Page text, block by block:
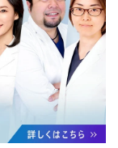
厳正な管理の下
アクセス・紛
るため、必要か
御措置を講じ
な範囲で、取
。
人メディカル